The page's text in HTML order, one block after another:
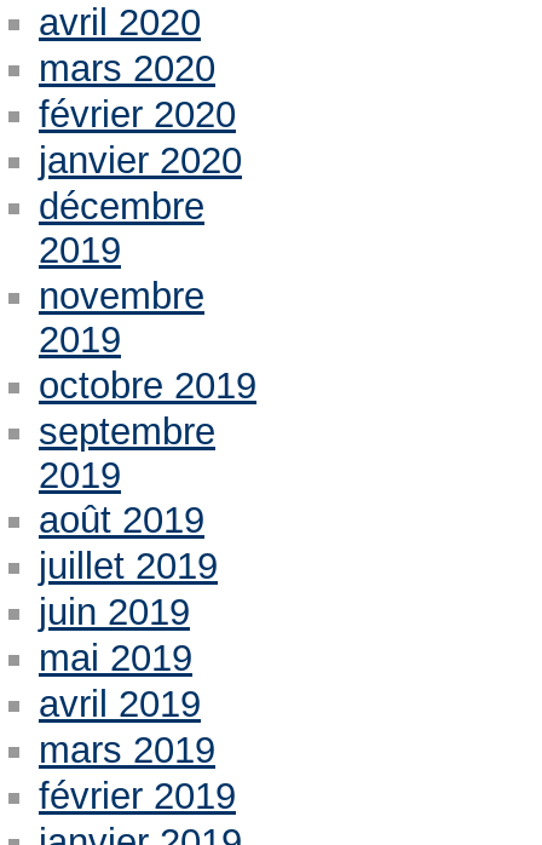
avril 2020
mars 2020
février 2020
janvier 2020
décembre
2019
novembre
2019
octobre 2019
septembre
2019
août 2019
juillet 2019
juin 2019
mai 2019
avril 2019
mars 2019
février 2019